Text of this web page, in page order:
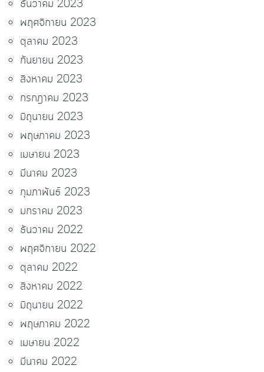
ธันวาคม 2023
พฤศจิกายน 2023
ตุลาคม 2023
กันยายน 2023
สิงหาคม 2023
กรกฎาคม 2023
มิถุนายน 2023
พฤษภาคม 2023
เมษายน 2023
มีนาคม 2023
กุมภาพันธ์ 2023
มกราคม 2023
ธันวาคม 2022
พฤศจิกายน 2022
ตุลาคม 2022
สิงหาคม 2022
มิถุนายน 2022
พฤษภาคม 2022
เมษายน 2022
มีนาคม 2022